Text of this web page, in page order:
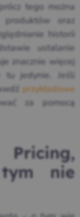
tego można
oraz
historii
ustalanie
znacznie więcej
tu jedynie. Jeśli
przykładowe
za pomocą
Pricing,
nie